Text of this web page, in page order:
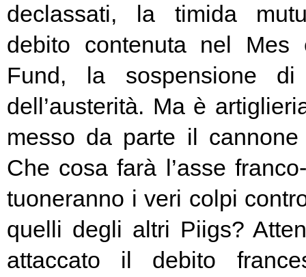
declassati, la timida
debito contenuta nel Mes
Fund, la sospensione di
dell’austerità. Ma è
messo da parte il
Che cosa farà l’asse
tuoneranno i veri colpi
quelli degli altri Piigs?
attaccato il debito